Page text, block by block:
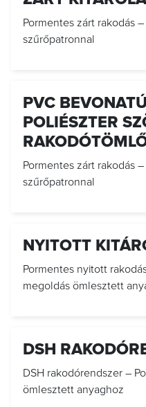
Pormentes zárt rakodás
szűrőpatronnal
PVC BEVONATÚ
POLIÉSZTER
Pormentes zárt rakodás
szűrőpatronnal
NYITOTT
Pormentes nyitott
megoldás ömlesztett
DSH
DSH rakodórendszer –
ömlesztett anyaghoz